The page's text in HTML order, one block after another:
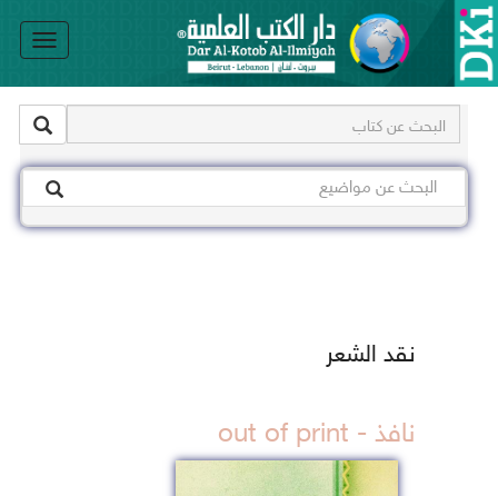
نقد الشعر
نافذ - out of print